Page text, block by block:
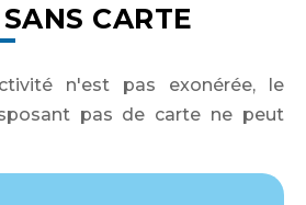
CARTE
n'est pas exonérée, le
pas de carte ne peut